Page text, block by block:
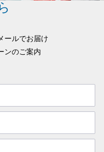
ールでお届け
ンのご案内